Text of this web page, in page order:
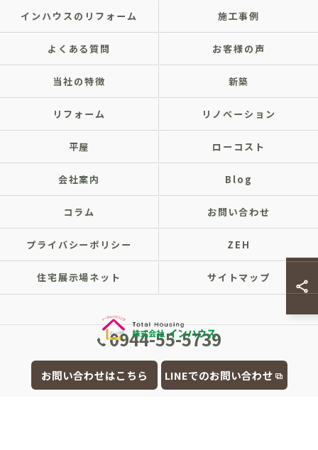
0944-55-5739
お問い合わせはこちら LINEでのお問い合わせ
インハウスのリフォーム 施工事例
よくある質問 お客様の声
当社の特徴 新築
リフォーム リノベーション
平屋 ローコスト
会社案内 Blog
コラム お問い合わせ
プライバシーポリシー ZEH
住宅展示場ネット サイトマップ
© 2026 福岡県大牟田市の注文住宅なら株式会社インハウス ALL RIGHTS
RESERVED.